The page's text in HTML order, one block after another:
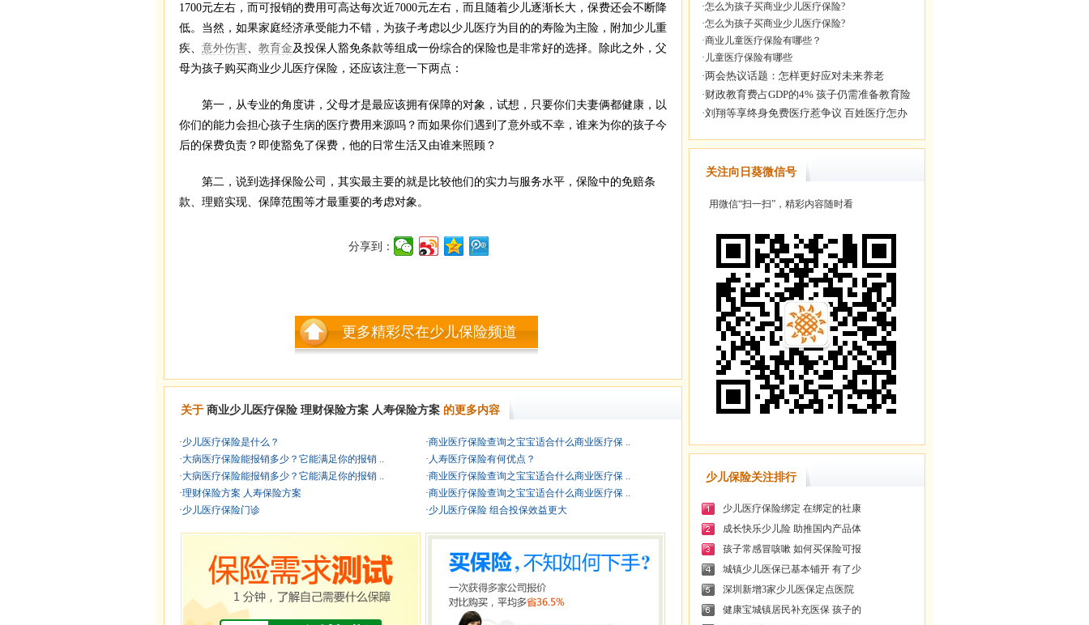
1700元左右，而可报销的费用可高达每次近7000元左右，而且随着少儿逐渐长大，保费还会不断降
低。当然，如果家庭经济承受能力不错，为孩子考虑以少儿医疗为目的的寿险为主险，附加少儿重
疾、 意外伤害、 教育金及投保人豁免条款等组成一份综合的保险也是非常好的选择。除此之外，父
母为孩子购买商业少儿医疗保险，还应该注意一下两点：
第一，从专业的角度讲，父母才是最应该拥有保障的对象，试想，只要你们夫妻俩都健康，以
你们的能力会担心孩子生病的医疗费用来源吗？而如果你们遇到了意外或不幸，谁来为你的孩子今
后的保费负责？即使豁免了保费，他的日常生活又由谁来照顾？
第二，说到选择保险公司，其实最主要的就是比较他们的实力与服务水平，保险中的免赔条
款、理赔实现、保障范围等才最重要的考虑对象。
分享到：
更多精彩尽在少儿保险频道
关于 商业少儿医疗保险 理财保险方案 人寿保险方案 的更多内容
·少儿医疗保险是什么？
·大病医疗保险能报销多少？它能满足你的报销 ..
·大病医疗保险能报销多少？它能满足你的报销 ..
·理财保险方案 人寿保险方案
·少儿医疗保险门诊
·商业医疗保险查询之宝宝适合什么商业医疗保 ..
· 人寿医疗保险有何优点？
·商业医疗保险查询之宝宝适合什么商业医疗保 ..
·商业医疗保险查询之宝宝适合什么商业医疗保 ..
·少儿医疗保险 组合投保效益更大
·怎么为孩子买商业少儿医疗保险?
·怎么为孩子买商业少儿医疗保险?
·商业儿童医疗保险有哪些？
· 儿童医疗保险有哪些
关注向日葵微信号
用微信“扫一扫”，精彩内容随时看
少儿保险关注排行
少儿医疗保险绑定 在绑定的社康
成长快乐少儿险 助推国内产品体
孩子常感冒咳嗽 如何买保险可报
城镇少儿医保已基本铺开 有了少
深圳新增3家少儿医保定点医院
健康宝城镇居民补充医保 孩子的